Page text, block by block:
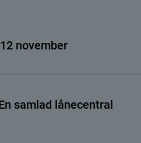
november
samlad lånecentral